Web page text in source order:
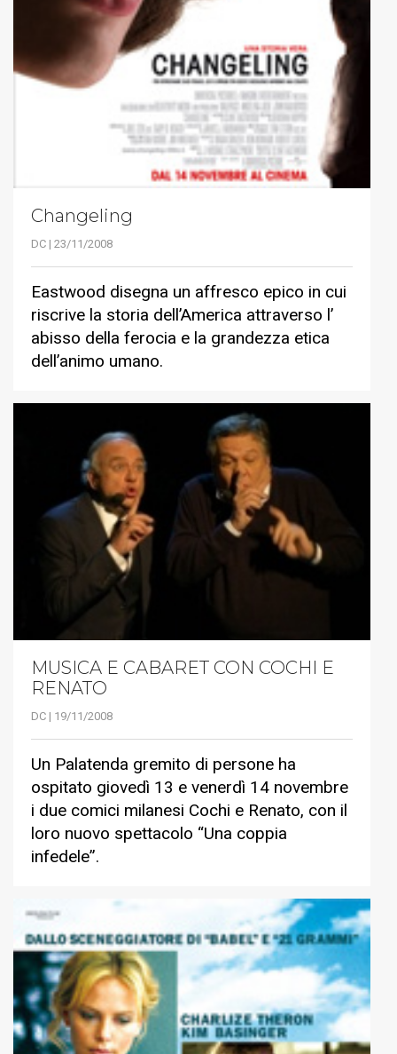
Changeling
DC | 23/11/2008
Eastwood disegna un affresco epico in cui
riscrive la storia dell’America attraverso l’
abisso della ferocia e la grandezza etica
dell’animo umano.
MUSICA E CABARET CON COCHI E
RENATO
DC | 19/11/2008
Un Palatenda gremito di persone ha
ospitato giovedì 13 e venerdì 14 novembre
i due comici milanesi Cochi e Renato, con il
loro nuovo spettacolo “Una coppia
infedele”.